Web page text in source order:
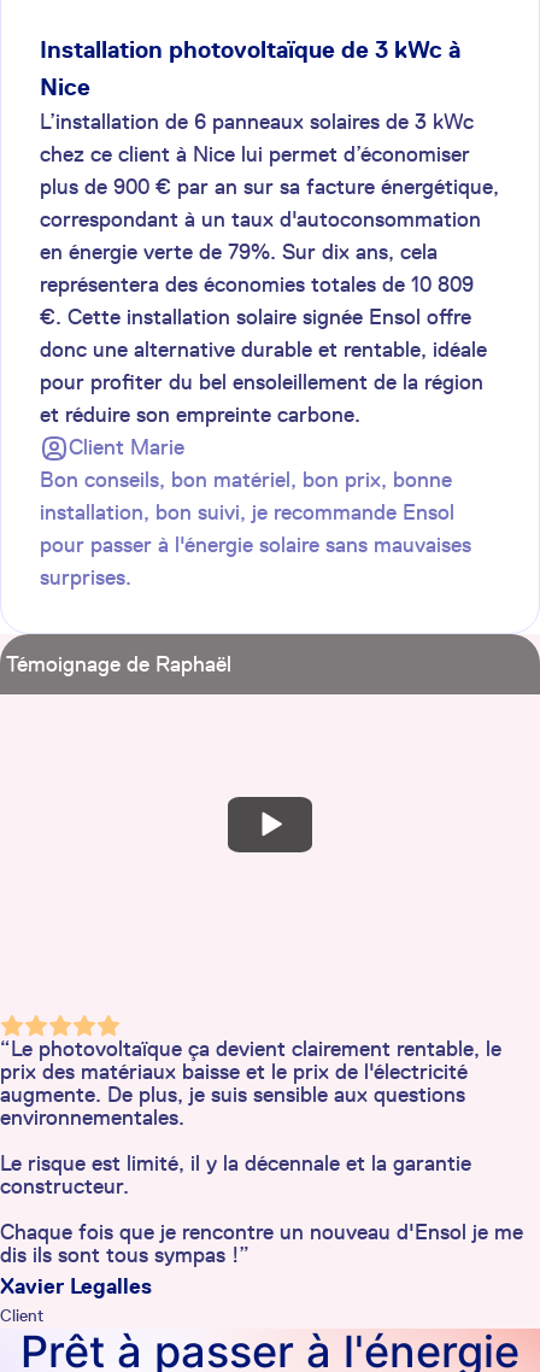
Installation photovoltaïque de 3 kWc à
Nice
L’installation de 6 panneaux solaires de 3 kWc
chez ce client à Nice lui permet d’économiser
plus de 900 € par an sur sa facture énergétique,
correspondant à un taux d'autoconsommation
en énergie verte de 79%. Sur dix ans, cela
représentera des économies totales de 10 809
€. Cette installation solaire signée Ensol offre
donc une alternative durable et rentable, idéale
pour profiter du bel ensoleillement de la région
et réduire son empreinte carbone.
Client Marie
Bon conseils, bon matériel, bon prix, bonne
installation, bon suivi, je recommande Ensol
pour passer à l'énergie solaire sans mauvaises
surprises.
Témoignage de Raphaël
“Le photovoltaïque ça devient clairement rentable, le
prix des matériaux baisse et le prix de l'électricité
augmente. De plus, je suis sensible aux questions
environnementales.
Le risque est limité, il y la décennale et la garantie
constructeur.
Chaque fois que je rencontre un nouveau d'Ensol je me
dis ils sont tous sympas !”
Xavier Legalles
Client
Prêt à passer à l'énergie